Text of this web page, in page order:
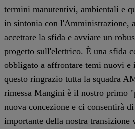
termini manutentivi, ambientali e
in sintonia con l'Amministrazione,
accettare la sfida e avviare un
progetto sull'elettrico. È una sfida
obbligato a affrontare temi nuovi e
questo ringrazio tutta la squadra
rimessa Mangini è il nostro primo
nuova concezione e ci consentirà
importante della nostra transizione